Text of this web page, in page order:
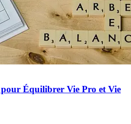
pour Équilibrer Vie Pro et Vie